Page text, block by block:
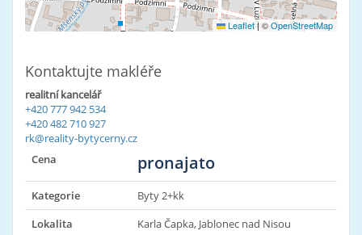
Leaflet|©OpenStreetMap
Kontaktujte makléře
realitní kancelář
+420 777 942 534
+420 482 710 927
rk@reality-bytycerny.cz
Cena
pronajato
Kategorie
Byty 2+kk
Lokalita
Karla Čapka, Jablonec nad Nisou